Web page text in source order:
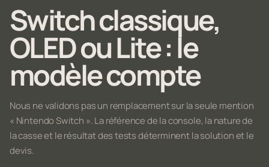
Switch classique,
OLED ou Lite : le
modèle compte
Nous ne validons pas un remplacement sur la seule mention
« Nintendo Switch ». La référence de la console, la nature de
la casse et le résultat des tests déterminent la solution et le
devis.